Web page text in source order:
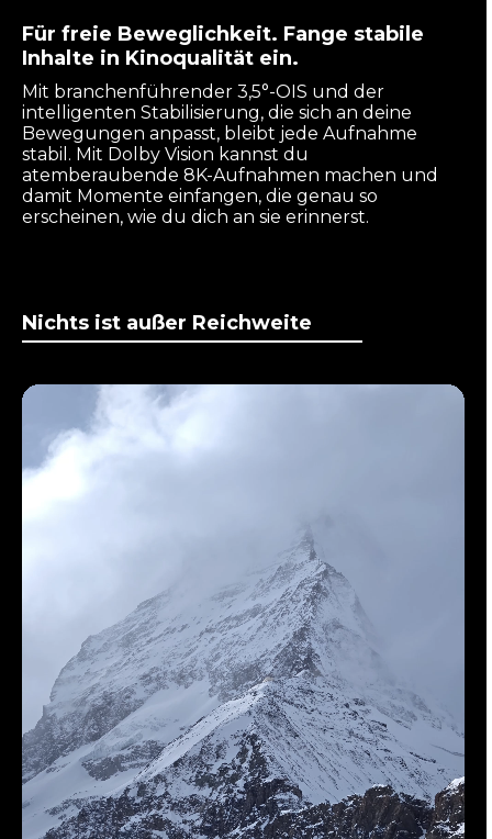
Für freie Beweglichkeit. Fange stabile
Inhalte in Kinoqualität ein.
Mit branchenführender 3,5°-OIS und der
intelligenten Stabilisierung, die sich an deine
Bewegungen anpasst, bleibt jede Aufnahme
stabil. Mit Dolby Vision kannst du
atemberaubende 8K-Aufnahmen machen und
damit Momente einfangen, die genau so
erscheinen, wie du dich an sie erinnerst.
Nichts ist außer Reichweite